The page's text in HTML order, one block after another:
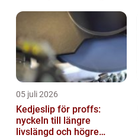
05 juli 2026
Kedjeslip för proffs:
nyckeln till längre
livslängd och högre